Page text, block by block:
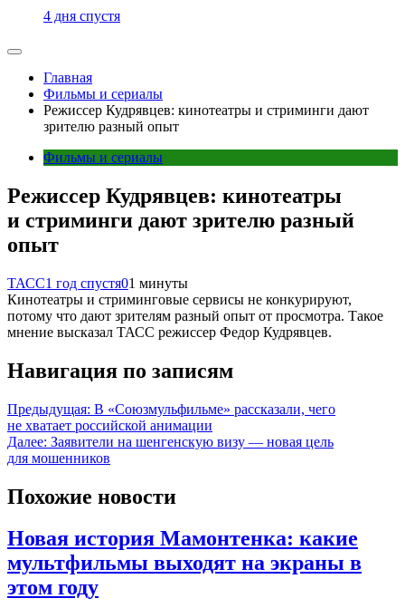
4 дня спустя
Главная
Фильмы и сериалы
Режиссер Кудрявцев: кинотеатры и стриминги дают
зрителю разный опыт
Фильмы и сериалы
Режиссер Кудрявцев: кинотеатры
и стриминги дают зрителю разный
опыт
ТАСС1 год спустя01 минуты
Кинотеатры и стриминговые сервисы не конкурируют,
потому что дают зрителям разный опыт от просмотра. Такое
мнение высказал ТАСС режиссер Федор Кудрявцев.
Навигация по записям
Предыдущая: В «Союзмульфильме» рассказали, чего
не хватает российской анимации
Далее: Заявители на шенгенскую визу — новая цель
для мошенников
Похожие новости
Новая история Мамонтенка: какие
мультфильмы выходят на экраны в
этом году